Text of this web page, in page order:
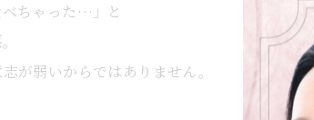
べちゃった…」と
が弱いからではありません。